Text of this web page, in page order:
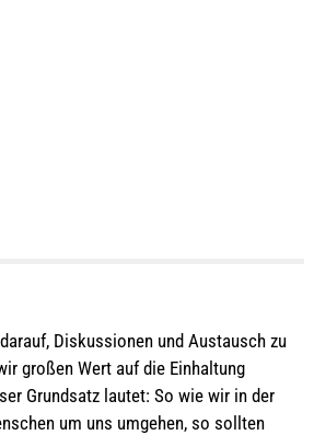
Diskussionen und Austausch zu
großen Wert auf die Einhaltung
Grundsatz lautet: So wie wir in der
um uns umgehen, so sollten